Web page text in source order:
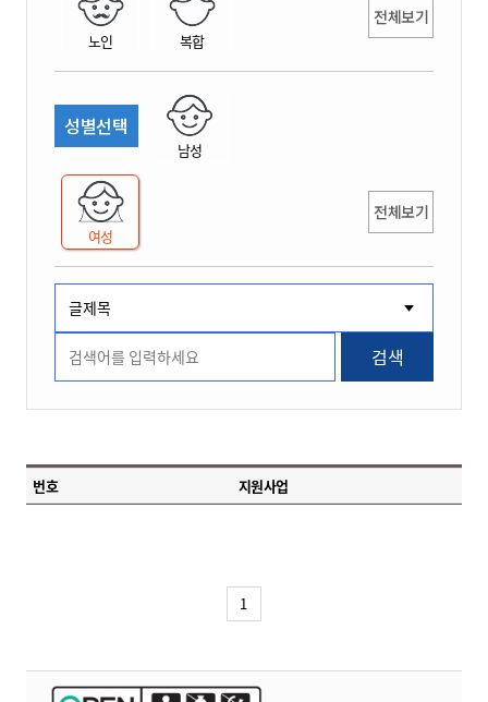
노인 복합
전체보기
성별선택
남성
여성
전체보기
검색
번호 지원사업
1